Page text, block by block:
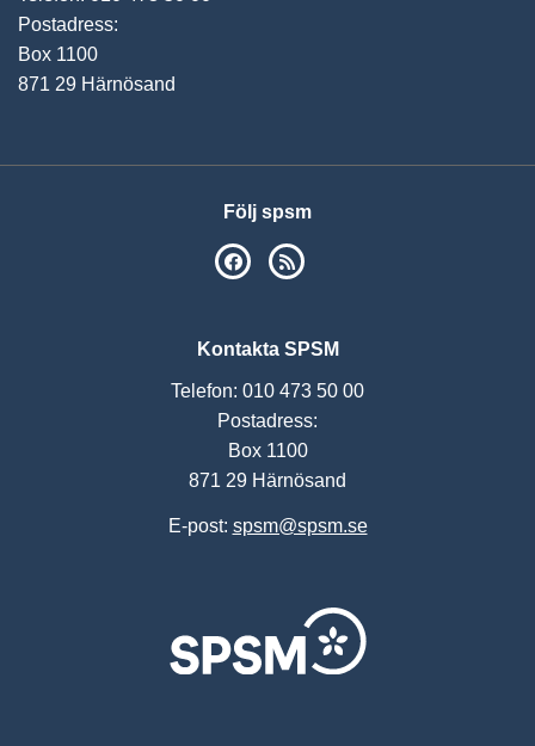
Postadress:
Box 1100
871 29 Härnösand
Följ spsm
SPSM på Facebook
Kontakta SPSM
Telefon: 010 473 50 00
Postadress:
Box 1100
871 29 Härnösand
E-post: spsm@spsm.se